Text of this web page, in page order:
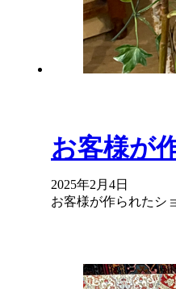
お客様が
2025年2月4日
お客様が作られたシ